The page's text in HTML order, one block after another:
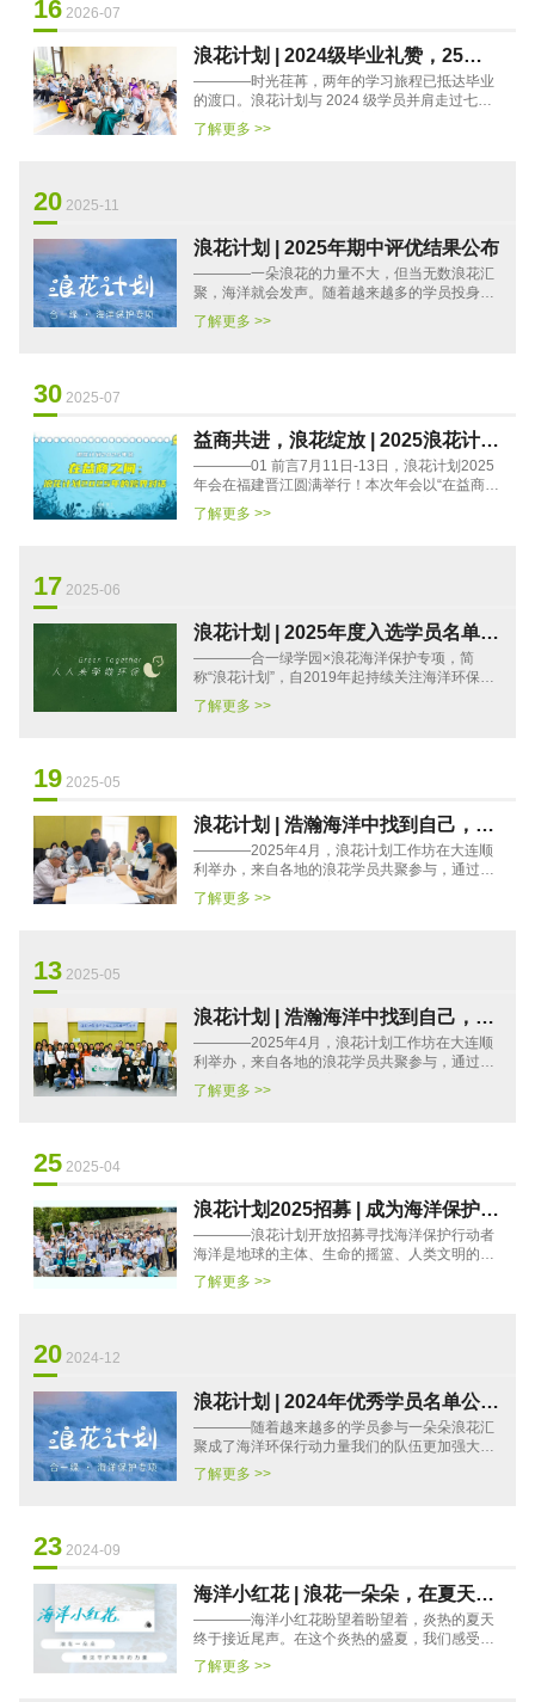
16 2026-07
浪花计划 | 2024级毕业礼赞，25级
新程启航
————时光荏苒，两年的学习旅程已抵达毕业
的渡口。浪花计划与 2024 级学员并肩走过七百
余个日夜，线上共研海洋保护议题，线下相聚于
山海之间，从初识到相知···
了解更多 >>
20 2025-11
浪花计划 | 2025年期中评优结果公布
————一朵浪花的力量不大，但当无数浪花汇
聚，海洋就会发声。随着越来越多的学员投身行
动，浪花计划正在成为全国海洋环保实践者的能
量场——社群更活跃、行···
了解更多 >>
30 2025-07
益商共进，浪花绽放 | 2025浪花计划
年会精彩回顾
————01 前言7月11日-13日，浪花计划2025
年会在福建晋江圆满举行！本次年会以“在益商之
间：浪花计划2025年的跨界对话”为主题，吸引
了来自全国各地的新老浪···
了解更多 >>
17 2025-06
浪花计划 | 2025年度入选学员名单正
式公布
————合一绿学园×浪花海洋保护专项，简
称“浪花计划”，自2019年起持续关注海洋环保议
题，通过学习交流与行动共创，搭建海洋环保公
益学习网络，系统持续培···
了解更多 >>
19 2025-05
浪花计划 | 浩瀚海洋中找到自己，每
一朵浪花都有自己的舞蹈
————2025年4月，浪花计划工作坊在大连顺
利举办，来自各地的浪花学员共聚参与，通过专
题培训、共创讨论、案例分析等方式，学员们在
工作坊里互相链接和成长，···
了解更多 >>
13 2025-05
浪花计划 | 浩瀚海洋中找到自己，每
一朵浪花都有自己的舞蹈
————2025年4月，浪花计划工作坊在大连顺
利举办，来自各地的浪花学员共聚参与，通过专
题培训、共创讨论、案例分析等方式，学员们在
工作坊里互相链接和成长，···
了解更多 >>
25 2025-04
浪花计划2025招募 | 成为海洋保护行
动者，看见每一朵浪花的力量
————浪花计划开放招募寻找海洋保护行动者
海洋是地球的主体、生命的摇篮、人类文明的源
泉。海洋生态系统是全球最重要的生态系统，影
响着全球生态系统的稳定···
了解更多 >>
20 2024-12
浪花计划 | 2024年优秀学员名单公
布，踊跃海洋环保力量
————随着越来越多的学员参与一朵朵浪花汇
聚成了海洋环保行动力量我们的队伍更加强大行
动手法和类型也更丰富多元在前半程的学习过
后，项目组收集了大家提交···
了解更多 >>
23 2024-09
海洋小红花 | 浪花一朵朵，在夏天绽
放海洋环保之花
————海洋小红花盼望着盼望着，炎热的夏天
终于接近尾声。在这个炎热的盛夏，我们感受着
滚滚热浪，也依旧与湛蓝海洋相伴相约。在过去
的几个月里，来自全国多···
了解更多 >>